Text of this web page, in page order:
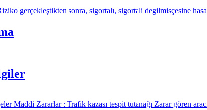
gerçekleştikten sonra, sigortalı, sigortali degilmisçesine
Maddi Zararlar : Trafik kazası tespit tutanağı Zarar gören